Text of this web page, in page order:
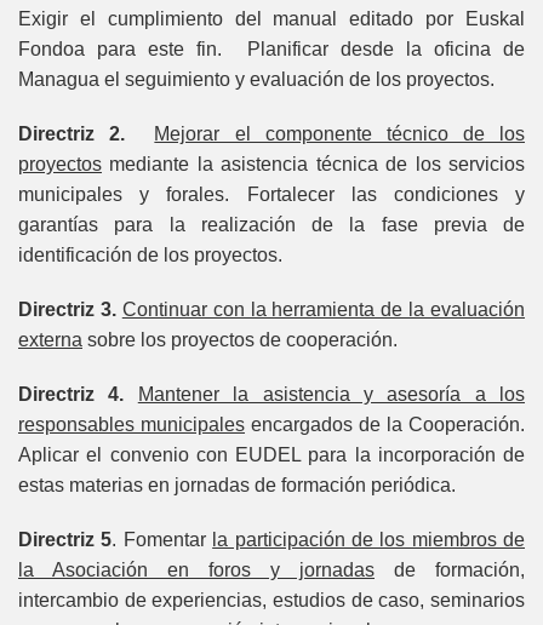
Exigir el cumplimiento del manual editado por Euskal
Fondoa para este fin. Planificar desde la oficina de
Managua el seguimiento y evaluación de los proyectos.
Directriz 2. Mejorar el componente técnico de los
proyectos mediante la asistencia técnica de los servicios
municipales y forales. Fortalecer las condiciones y
garantías para la realización de la fase previa de
identificación de los proyectos.
Directriz 3. Continuar con la herramienta de la evaluación
externa sobre los proyectos de cooperación.
Directriz 4.
Mantener la asistencia y asesoría a los
responsables municipales encargados de la Cooperación.
Aplicar el convenio con EUDEL para la incorporación de
estas materias en jornadas de formación periódica.
Directriz 5. Fomentar la participación de los miembros de
la Asociación en foros y jornadas de formación,
intercambio de experiencias, estudios de caso, seminarios